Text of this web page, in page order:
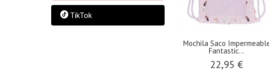
TikTok
Mochila Saco
Fantastic...
22,95 €